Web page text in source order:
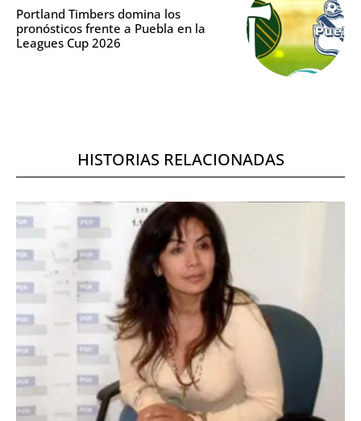
Portland Timbers domina los
pronósticos frente a Puebla en la
Leagues Cup 2026
HISTORIAS RELACIONADAS